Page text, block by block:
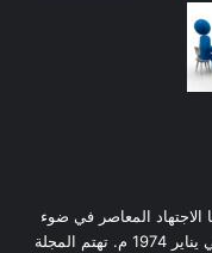
الاجتهاد المعاصر في ضوء
الأصالة الإسلامية، وصدر العدد الافتتاحي لها في يناير 1974 م. تهتم المجلة